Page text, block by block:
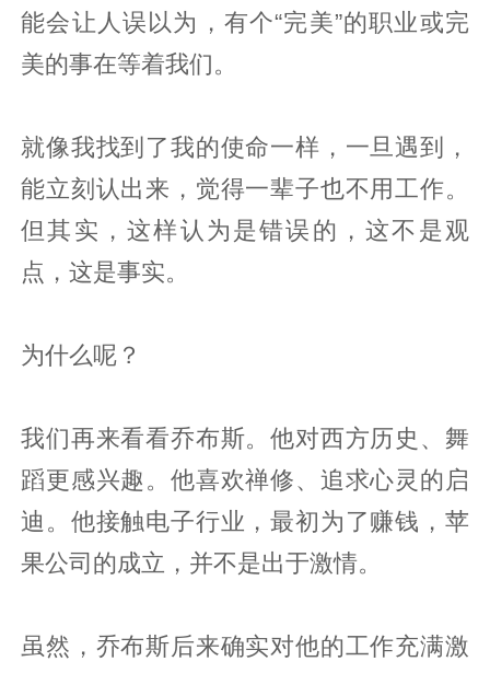
能会让人误以为，有个“完美”的职业或完
美的事在等着我们。
就像我找到了我的使命一样，一旦遇到，
能立刻认出来，觉得一辈子也不用工作。
但其实，这样认为是错误的，这不是观
点，这是事实。
为什么呢？
我们再来看看乔布斯。他对西方历史、舞
蹈更感兴趣。他喜欢禅修、追求心灵的启
迪。他接触电子行业，最初为了赚钱，苹
果公司的成立，并不是出于激情。
虽然，乔布斯后来确实对他的工作充满激